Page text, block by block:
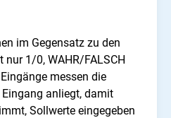
im Gegensatz zu den
1/0, WAHR/FALSCH
messen die
anliegt, damit
Sollwerte eingegeben